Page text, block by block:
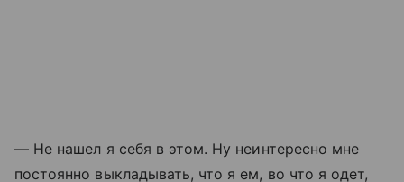
— Не нашел я себя в этом. Ну неинтересно мне
постоянно выкладывать, что я ем, во что я одет,